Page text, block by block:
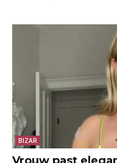
BIZAR